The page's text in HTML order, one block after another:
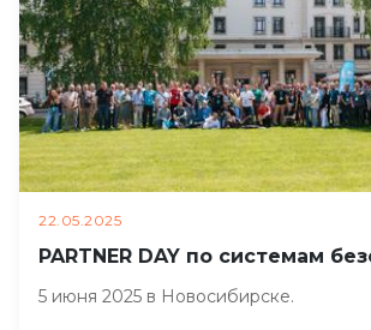
22.05.2025
PARTNER DAY по системам
5 июня 2025 в Новосибирске.